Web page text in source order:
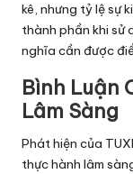
kê, nhưng tỷ lệ sự
thành phần khi sử
nghĩa cần được
Bình Luận
Lâm Sàng
Phát hiện của
thực hành lâm